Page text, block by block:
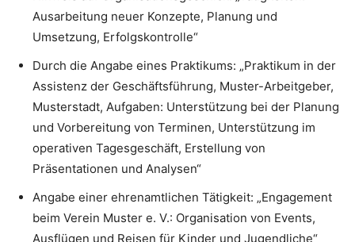
Ausarbeitung neuer Konzepte, Planung und
Umsetzung, Erfolgskontrolle“
Durch die Angabe eines Praktikums: „Praktikum in der
Assistenz der Geschäftsführung, Muster-Arbeitgeber,
Musterstadt, Aufgaben: Unterstützung bei der Planung
und Vorbereitung von Terminen, Unterstützung im
operativen Tagesgeschäft, Erstellung von
Präsentationen und Analysen“
Angabe einer ehrenamtlichen Tätigkeit: „Engagement
beim Verein Muster e. V.: Organisation von Events,
Ausflügen und Reisen für Kinder und Jugendliche“